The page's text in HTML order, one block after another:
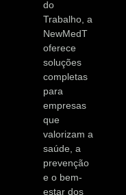
do
Trabalho, a
NewMedT
oferece
soluções
completas
para
empresas
que
valorizam a
saúde, a
prevenção
e o bem-
estar dos